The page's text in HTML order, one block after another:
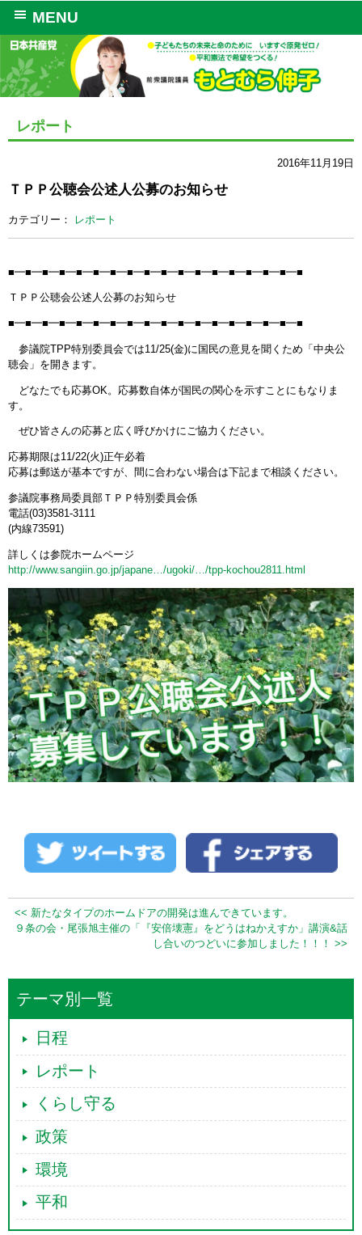
MENU
レポート
2016年11月19日
ＴＰＰ公聴会公述人公募のお知らせ
カテゴリー： レポート
■━■━■━■━■━■━■━■━■━■━■━■━■━■━■━■━■━■
ＴＰＰ公聴会公述人公募のお知らせ
■━■━■━■━■━■━■━■━■━■━■━■━■━■━■━■━■━■
参議院TPP特別委員会では11/25(金)に国民の意見を聞くため「中央公
聴会」を開きます。
どなたでも応募OK。応募数自体が国民の関心を示すことにもなりま
す。
ぜひ皆さんの応募と広く呼びかけにご協力ください。
応募期限は11/22(火)正午必着
応募は郵送が基本ですが、間に合わない場合は下記まで相談ください。
参議院事務局委員部ＴＰＰ特別委員会係
電話(03)3581-3111
(内線73591)
詳しくは参院ホームページ
http://www.sangiin.go.jp/japane…/ugoki/…/tpp-kochou2811.html
<< 新たなタイプのホームドアの開発は進んできています。
９条の会・尾張旭主催の「『安倍壊憲』をどうはねかえすか」講演&話
し合いのつどいに参加しました！！！ >>
テーマ別一覧
日程
レポート
くらし守る
政策
環境
平和